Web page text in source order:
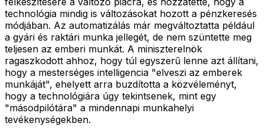
technológia mindig is változásokat hozott a pénzkeresés
módjában. Az automatizálás már megváltoztatta például
a gyári és raktári munka jellegét, de nem szüntette meg
teljesen az emberi munkát. A miniszterelnök
ragaszkodott ahhoz, hogy túl egyszerű lenne azt állítani,
hogy a mesterséges intelligencia "elveszi az emberek
munkáját", ehelyett arra buzdította a közvéleményt,
hogy a technológiára úgy tekintsenek, mint egy
"másodpilótára" a mindennapi munkahelyi
tevékenységekben.